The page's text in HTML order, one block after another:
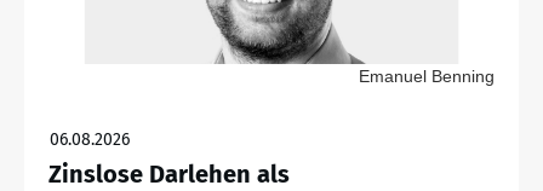
Emanuel Benning
06.08.2026
Zinslose Darlehen als